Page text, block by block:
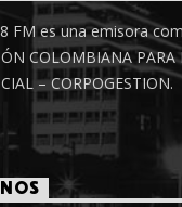
FM es una emisora
COLOMBIANA PARA
– CORPOGESTION.